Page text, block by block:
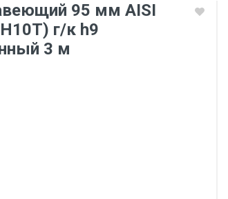
95 мм AISI
г/к h9
3 м